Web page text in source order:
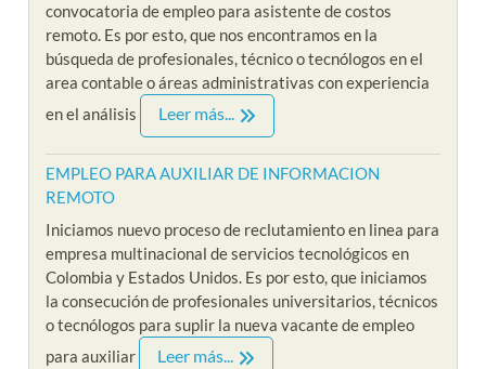
convocatoria de empleo para asistente de costos
remoto. Es por esto, que nos encontramos en la
búsqueda de profesionales, técnico o tecnólogos en el
area contable o áreas administrativas con experiencia
en el análisis
Leer más...
EMPLEO PARA AUXILIAR DE INFORMACION
REMOTO
Iniciamos nuevo proceso de reclutamiento en linea para
empresa multinacional de servicios tecnológicos en
Colombia y Estados Unidos. Es por esto, que iniciamos
la consecución de profesionales universitarios, técnicos
o tecnólogos para suplir la nueva vacante de empleo
para auxiliar
Leer más...